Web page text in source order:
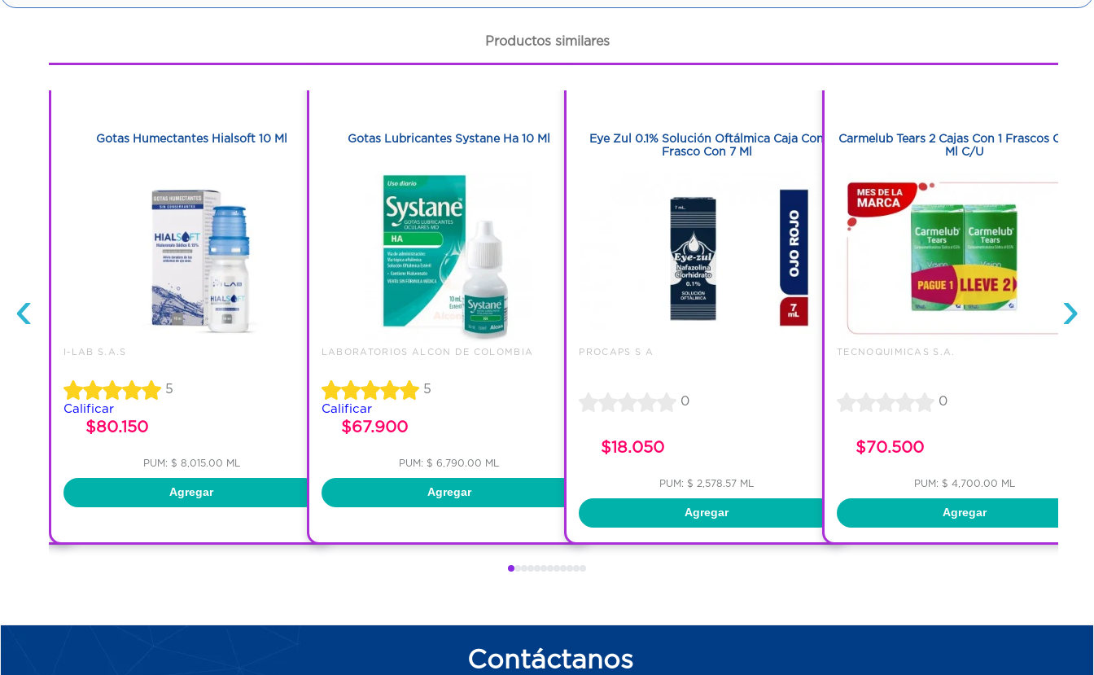
Productos similares
‹
Gotas Humectantes Hialsoft 10 Ml
I-LAB S.A.S
5
Calificar
$80.150
PUM: $ 8,015.00 ML
Agregar
Gotas Lubricantes Systane Ha 10 Ml
LABORATORIOS ALCON DE COLOMBIA
5
Calificar
$67.900
PUM: $ 6,790.00 ML
Agregar
Eye Zul 0.1% Solución Oftálmica Caja Con
Frasco Con 7 Ml
PROCAPS S A
0
$18.050
PUM: $ 2,578.57 ML
Agregar
Carmelub Tears 2 Cajas Con 1 Frascos Con 15
Ml C/U
TECNOQUIMICAS S.A.
0
$70.500
PUM: $ 4,700.00 ML
Agregar
›
Contáctanos